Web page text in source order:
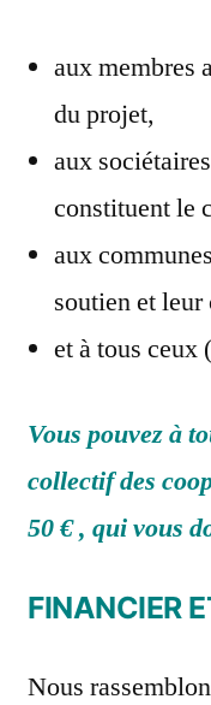
aux membres
du projet,
aux
constituent le
aux
soutien et
et à tous
Vous pouvez à
collectif des
50 € , qui vous
FINANCIER
Nous